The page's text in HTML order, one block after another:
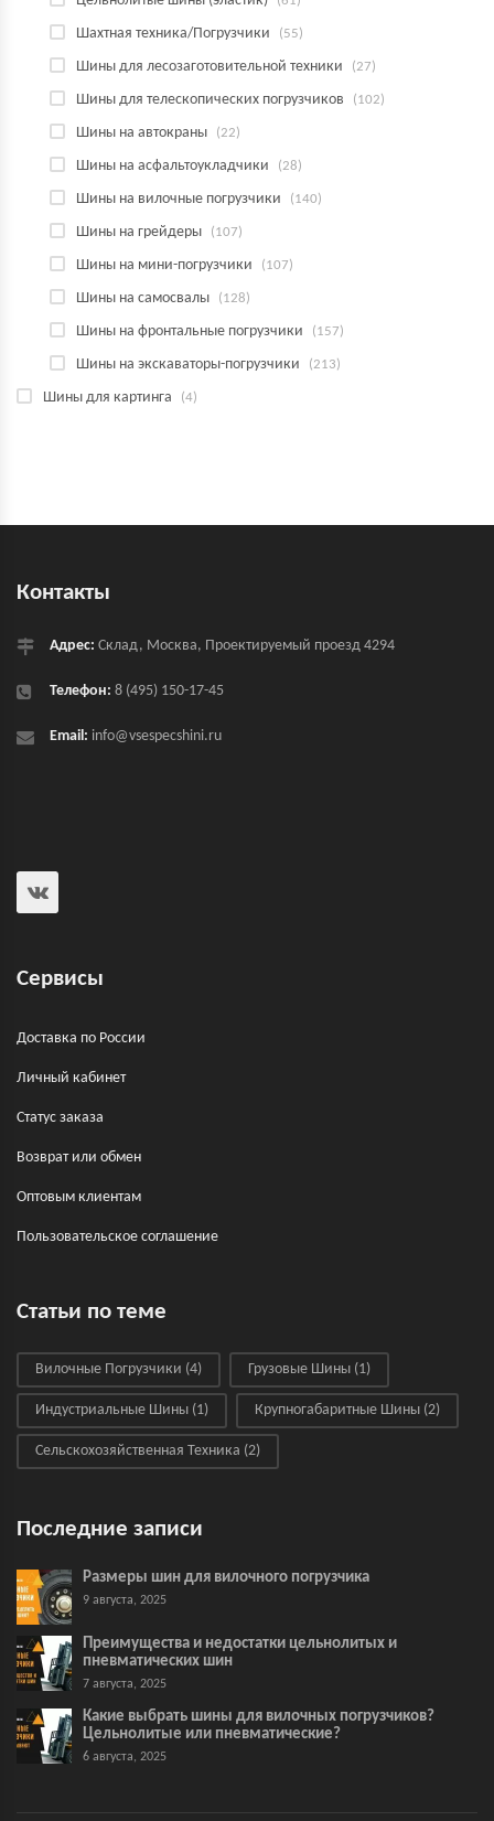
Шахтная техника/Погрузчики (55)
Шины для лесозаготовительной техники (27)
Шины для телескопических погрузчиков (102)
Шины на автокраны (22)
Шины на асфальтоукладчики (28)
Шины на вилочные погрузчики (140)
Шины на грейдеры (107)
Шины на мини-погрузчики (107)
Шины на самосвалы (128)
Шины на фронтальные погрузчики (157)
Шины на экскаваторы-погрузчики (213)
Шины для картинга (4)
Контакты
Адрес: Склад, Москва, Проектируемый проезд 4294
Телефон: 8 (495) 150-17-45
Email: info@vsespecshini.ru
Сервисы
Доставка по России
Личный кабинет
Статус заказа
Возврат или обмен
Оптовым клиентам
Пользовательское соглашение
Статьи по теме
Вилочные Погрузчики (4) Грузовые Шины (1)
Индустриальные Шины (1) Крупногабаритные Шины (2)
Сельскохозяйственная Техника (2)
Последние записи
Размеры шин для вилочного погрузчика
9 августа, 2025
Преимущества и недостатки цельнолитых и
пневматических шин
7 августа, 2025
Какие выбрать шины для вилочных погрузчиков?
Цельнолитые или пневматические?
6 августа, 2025